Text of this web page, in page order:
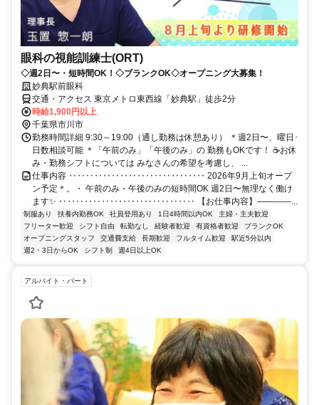
眼科の視能訓練士(ORT)
◇週2日〜・短時間OK！◇ブランクOK◇オープニング大募集！
妙典駅前眼科
交通・アクセス 東京メトロ東西線「妙典駅」徒歩2分
時給1,900円以上
千葉県市川市
勤務時間詳細 9:30～19:00（通し勤務は休憩あり） ＊週2日〜、曜日･
日数相談可能 ＊「午前のみ」「午後のみ」の 勤務もOKです！ ☕お休
み・勤務シフトについては みなさんの希望を考慮し、 ...
仕事内容 ‥‥‥‥‥‥‥‥‥‥‥‥‥‥‥‥ 2026年9月上旬オープ
ン予定＊。・ 午前のみ・午後のみの短時間OK 週2日〜無理なく働け
ます✨ ‥‥‥‥‥‥‥‥‥‥‥‥‥‥‥‥ 【お仕事内容】――――...
制服あり 扶養内勤務OK 社員登用あり 1日4時間以内OK
主婦・主夫歓迎
フリーター歓迎
シフト自由 転勤なし 経験者歓迎 有資格者歓迎
ブランクOK
オープニングスタッフ
交通費支給 長期歓迎 フルタイム歓迎
駅近5分以内
週2・3日からOK
シフト制 週4日以上OK
アルバイト・パート